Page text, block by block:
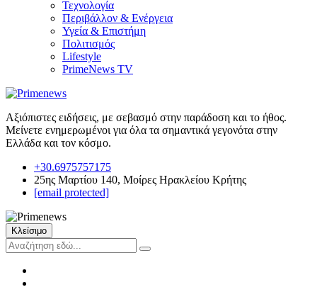
Τεχνολογία
Περιβάλλον & Ενέργεια
Υγεία & Επιστήμη
Πολιτισμός
Lifestyle
PrimeNews TV
Αξιόπιστες ειδήσεις, με σεβασμό στην παράδοση και το ήθος.
Μείνετε ενημερωμένοι για όλα τα σημαντικά γεγονότα στην
Ελλάδα και τον κόσμο.
+30.6975757175
25ης Μαρτίου 140, Μοίρες Ηρακλείου Κρήτης
[email protected]
Κλείσιμο